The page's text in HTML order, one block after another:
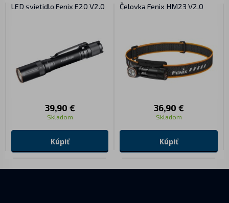
LED svietidlo Fenix E20 V2.0
39,90 €
Skladom
Kúpiť
Čelovka Fenix HM23 V2.0
36,90 €
Skladom
Kúpiť